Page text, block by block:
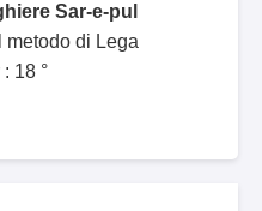
Sar-e-pul
metodo di Lega
18 °